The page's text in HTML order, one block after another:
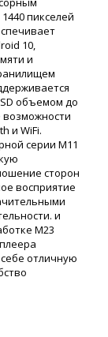
пикселей
10,
и
объемом до
возможности
и WiFi.
серии M11
сторон
восприятие
и
M23
отличную